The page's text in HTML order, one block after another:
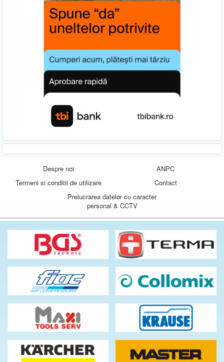
Despre noi
ANPC
Termeni si conditii de utilizare
Contact
Prelucrarea datelor cu caracter
personal & CCTV